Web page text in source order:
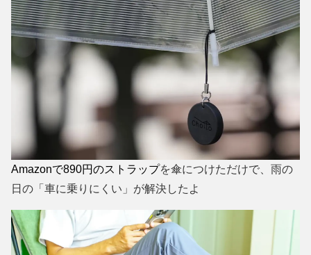
Amazonで890円のストラップを傘につけただけで、雨の
日の「車に乗りにくい」が解決したよ